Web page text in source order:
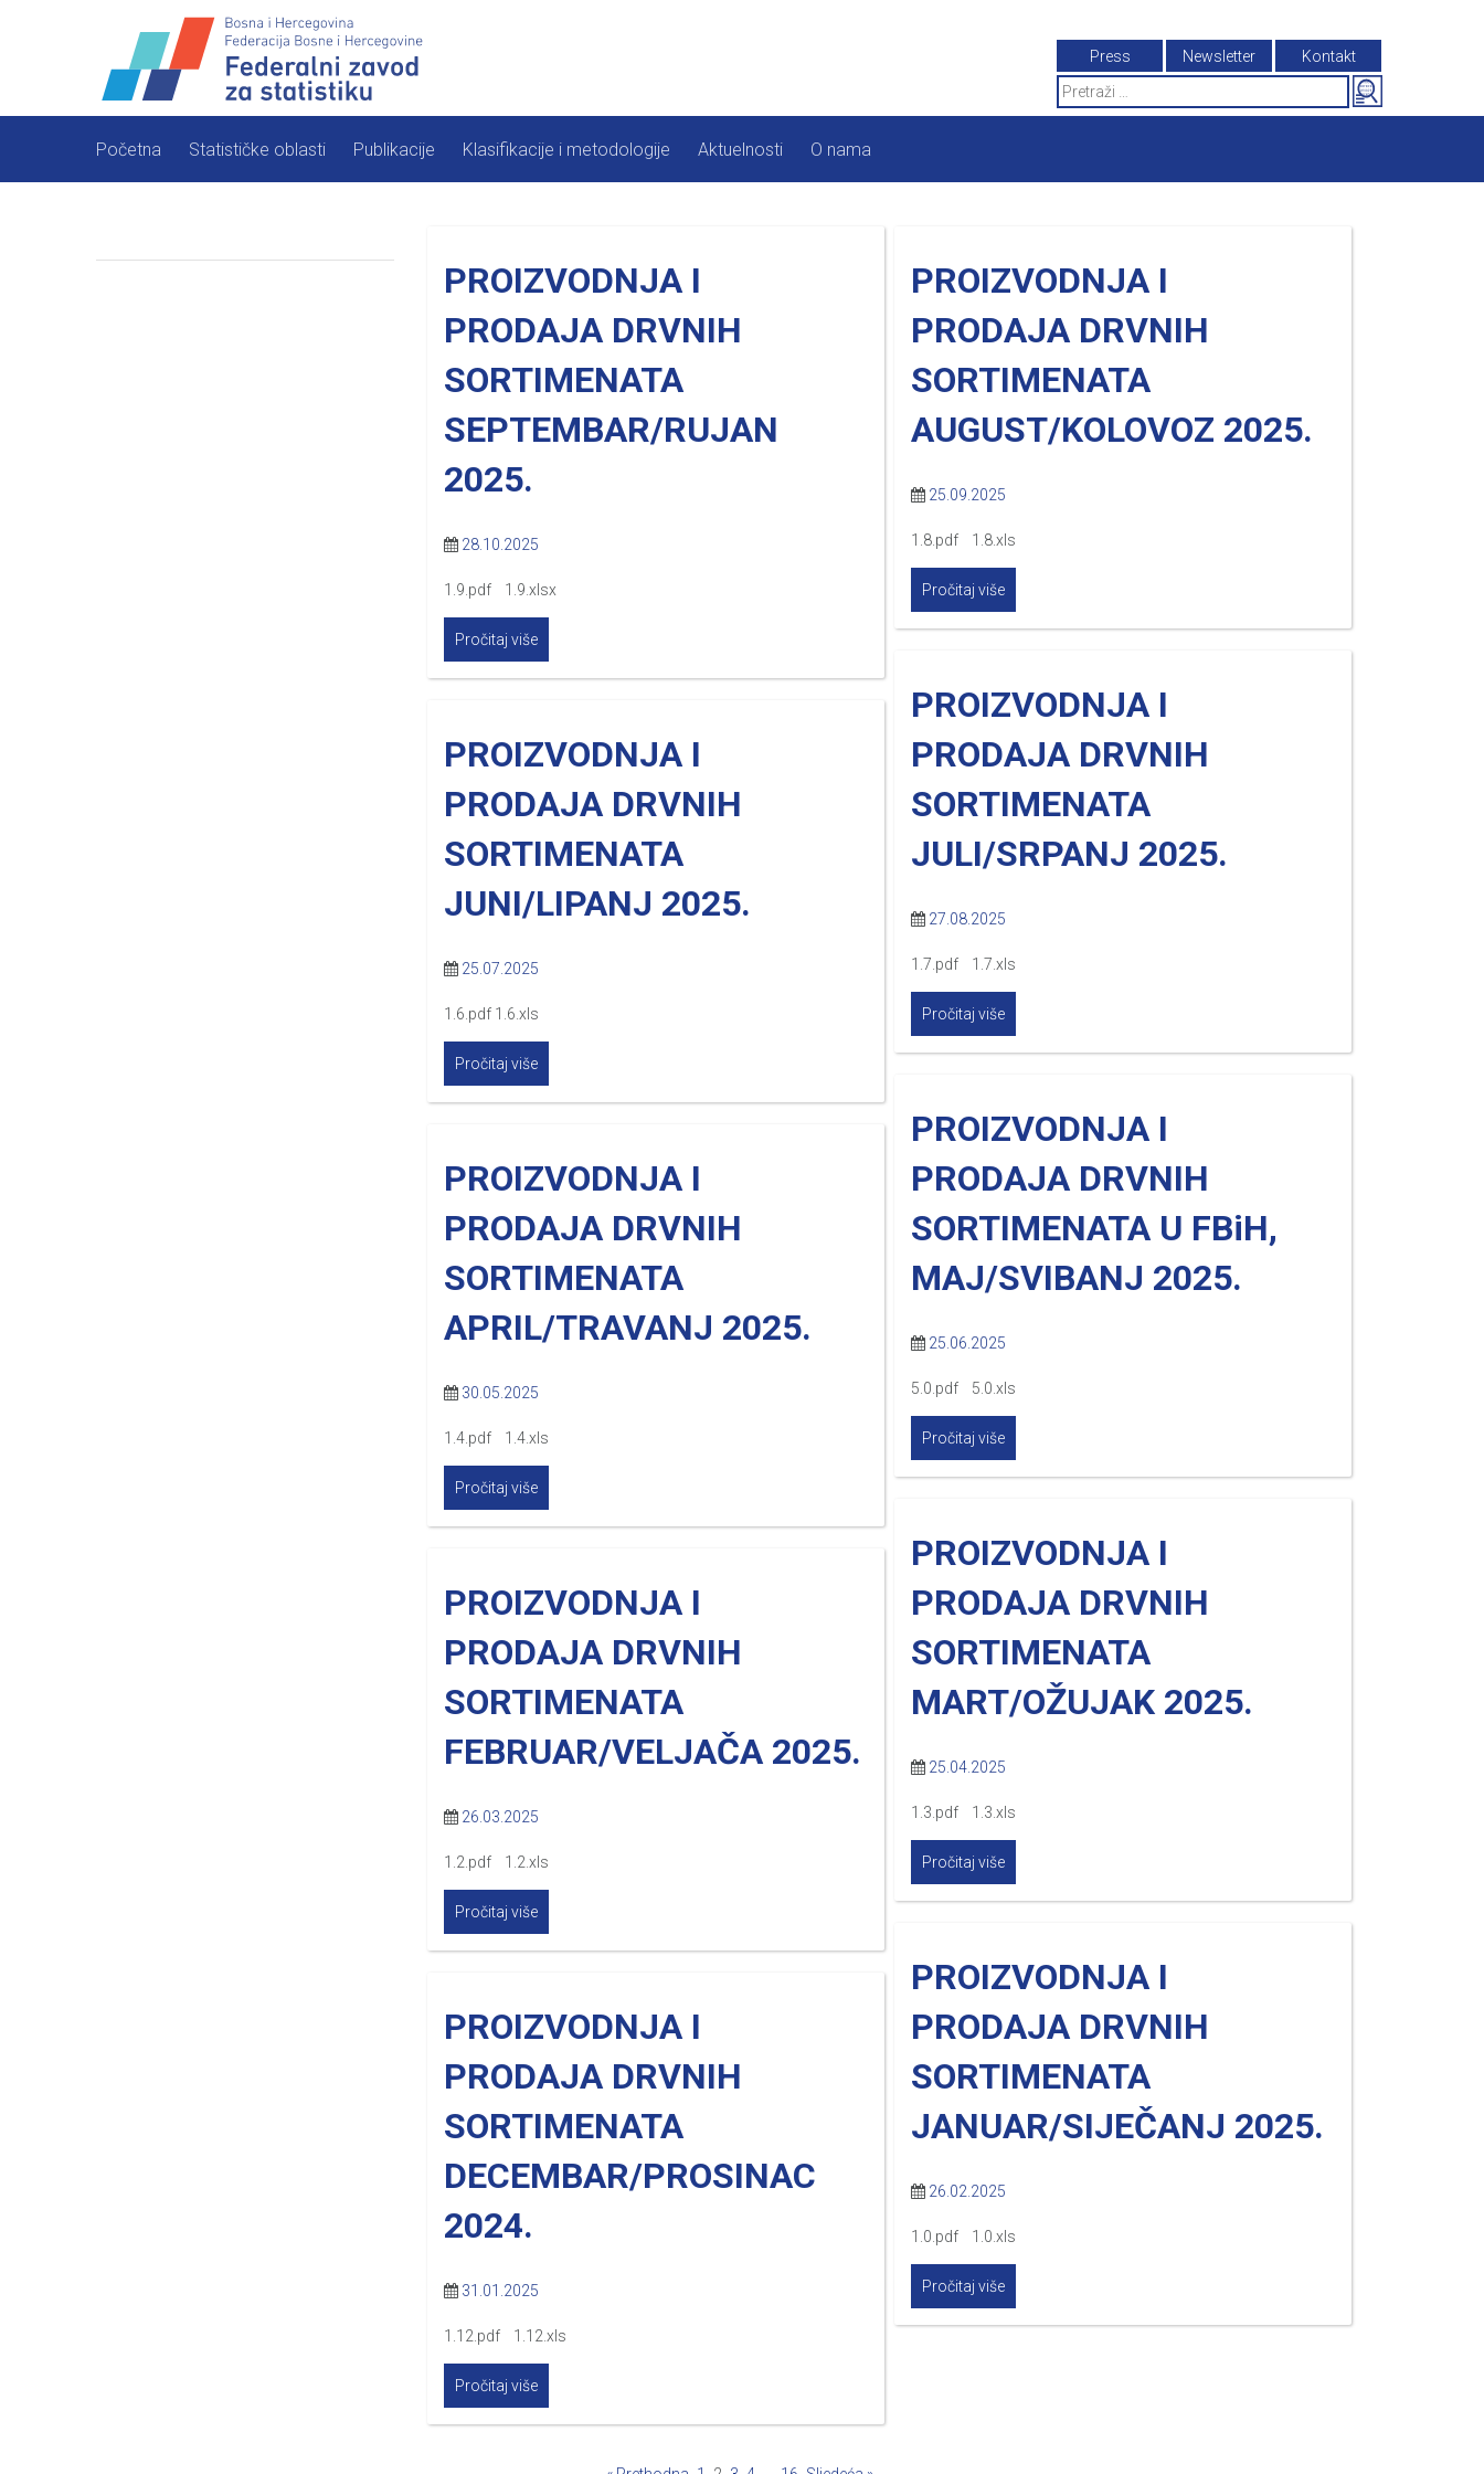
Press Newsletter
Kontakt
Search
for:
Početna Statističke oblasti Publikacije Klasifikacije i metodologije Aktuelnosti O nama
PROIZVODNJA I
PRODAJA DRVNIH
SORTIMENATA
SEPTEMBAR/RUJAN
2025.
28.10.2025
1.9.pdf 1.9.xlsx
Pročitaj više
PROIZVODNJA I
PRODAJA DRVNIH
SORTIMENATA
AUGUST/KOLOVOZ 2025.
25.09.2025
1.8.pdf 1.8.xls
Pročitaj više
PROIZVODNJA I
PRODAJA DRVNIH
SORTIMENATA
JULI/SRPANJ 2025.
27.08.2025
1.7.pdf 1.7.xls
Pročitaj više
PROIZVODNJA I
PRODAJA DRVNIH
SORTIMENATA
JUNI/LIPANJ 2025.
25.07.2025
1.6.pdf 1.6.xls
Pročitaj više
PROIZVODNJA I
PRODAJA DRVNIH
SORTIMENATA U FBiH,
MAJ/SVIBANJ 2025.
25.06.2025
5.0.pdf 5.0.xls
Pročitaj više
PROIZVODNJA I
PRODAJA DRVNIH
SORTIMENATA
APRIL/TRAVANJ 2025.
30.05.2025
1.4.pdf 1.4.xls
Pročitaj više
PROIZVODNJA I
PRODAJA DRVNIH
SORTIMENATA
MART/OŽUJAK 2025.
25.04.2025
1.3.pdf 1.3.xls
Pročitaj više
PROIZVODNJA I
PRODAJA DRVNIH
SORTIMENATA
FEBRUAR/VELJAČA 2025.
26.03.2025
1.2.pdf 1.2.xls
Pročitaj više
PROIZVODNJA I
PRODAJA DRVNIH
SORTIMENATA
JANUAR/SIJEČANJ 2025.
26.02.2025
1.0.pdf 1.0.xls
Pročitaj više
PROIZVODNJA I
PRODAJA DRVNIH
SORTIMENATA
DECEMBAR/PROSINAC
2024.
31.01.2025
1.12.pdf 1.12.xls
Pročitaj više